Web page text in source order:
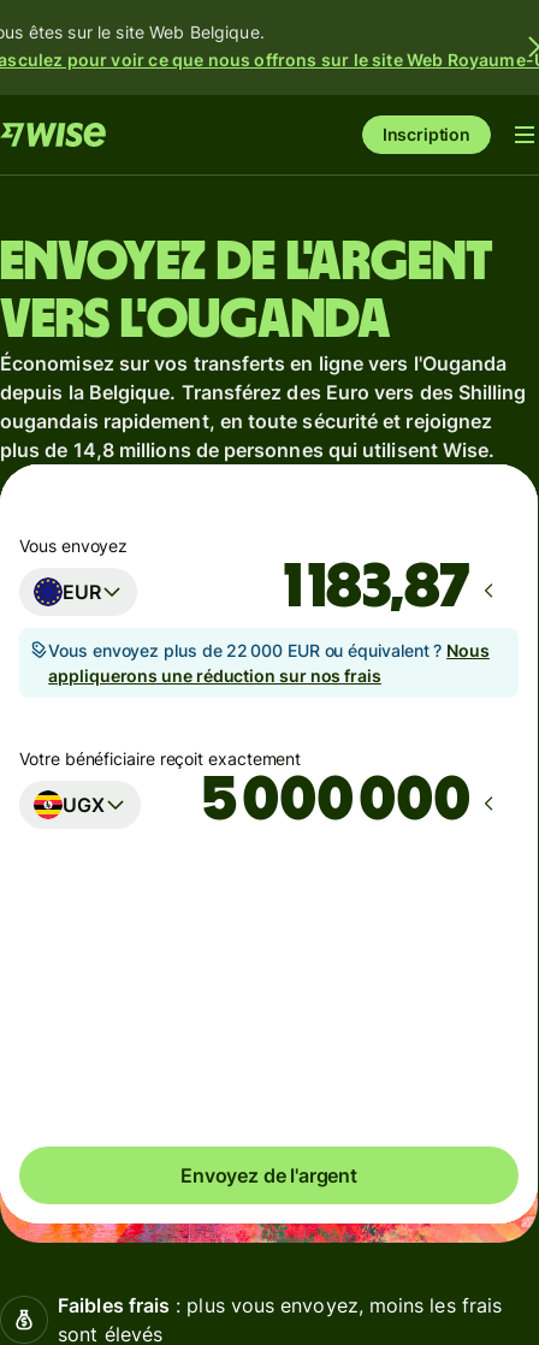
êtes sur le site Web Belgique.
pour voir ce que nous offrons sur le site Web Royaume-
Inscription
Envoyez de l'argent
vers l'Ouganda
Économisez sur vos transferts en ligne vers l'Ouganda
depuis la Belgique. Transférez des Euro vers des Shilling
ougandais rapidement, en toute sécurité et rejoignez
plus de 14,8 millions de personnes qui utilisent Wise.
Vous envoyez
EUR
Vous envoyez plus de 22 000 EUR ou équivalent ? Nous
appliquerons une réduction sur nos frais
Votre bénéficiaire reçoit exactement
UGX
Envoyez de l'argent
Faibles frais : plus vous envoyez, moins les frais
sont élevés